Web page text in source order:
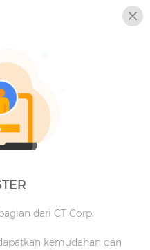
dari CT Corp.
kemudahan dan